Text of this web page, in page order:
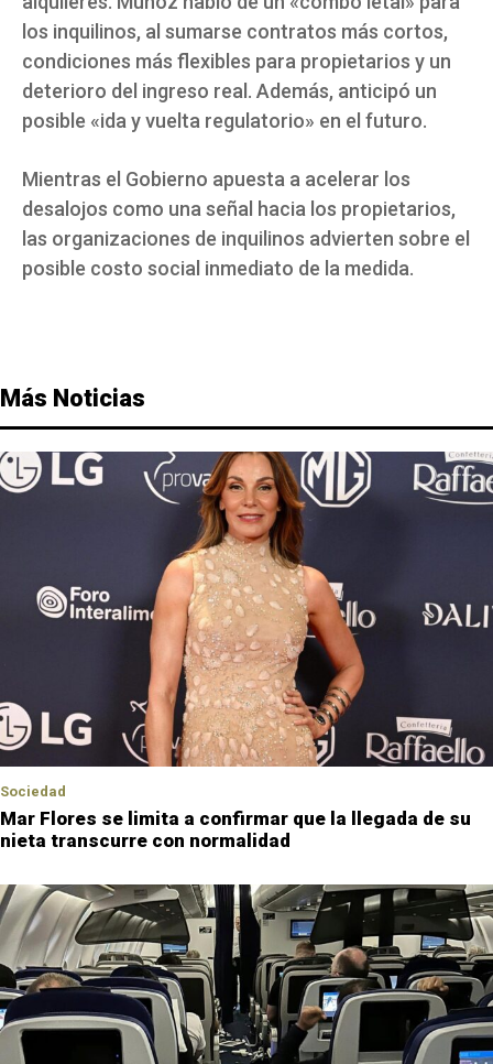
los inquilinos, al sumarse contratos más cortos,
condiciones más flexibles para propietarios y un
deterioro del ingreso real. Además, anticipó un
posible «ida y vuelta regulatorio» en el futuro.
Mientras el Gobierno apuesta a acelerar los
desalojos como una señal hacia los propietarios,
las organizaciones de inquilinos advierten sobre el
posible costo social inmediato de la medida.
Más Noticias
Sociedad
Mar Flores se limita a confirmar que la llegada de su
nieta transcurre con normalidad